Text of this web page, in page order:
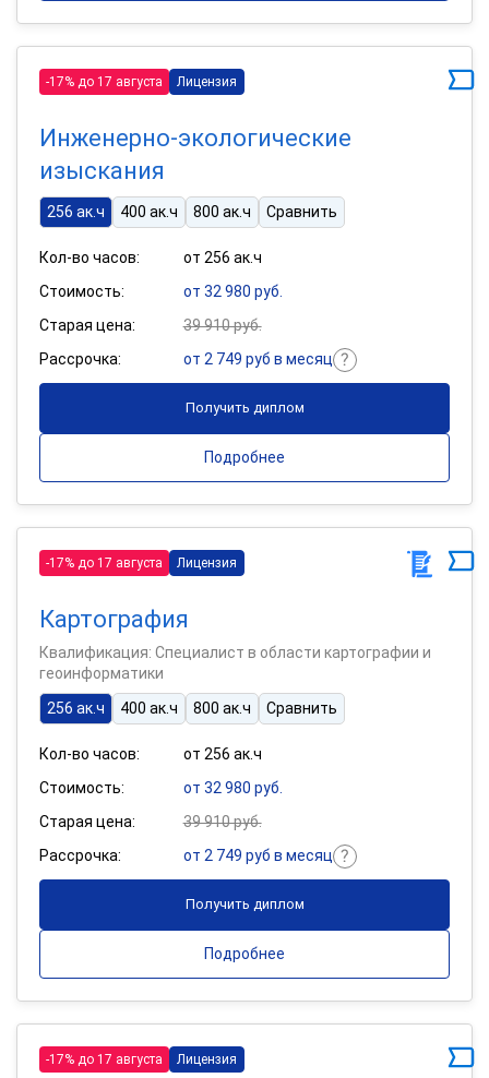
-17% до 17 августа Лицензия
Инженерно-экологические
изыскания
256 ак.ч 400 ак.ч 800 ак.ч Сравнить
Кол-во часов:
от 256 ак.ч
Стоимость:
от 32 980 руб.
Старая цена:
39 910 руб.
Рассрочка:
от 2 749 руб в месяц
Получить диплом
Подробнее
-17% до 17 августа Лицензия
Картография
Квалификация: Специалист в области картографии и
геоинформатики
256 ак.ч
400 ак.ч 800 ак.ч Сравнить
Кол-во часов:
от 256 ак.ч
Стоимость:
от 32 980 руб.
Старая цена:
39 910 руб.
Рассрочка:
от 2 749 руб в месяц
Получить диплом
Подробнее
-17% до 17 августа Лицензия